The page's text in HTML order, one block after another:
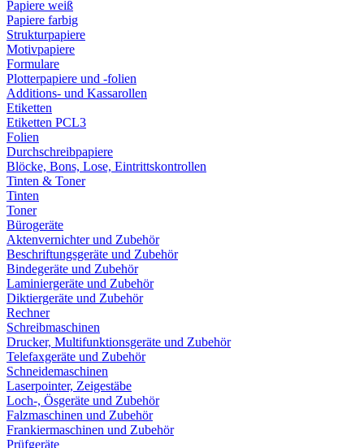
Papiere weiß
Papiere farbig
Strukturpapiere
Motivpapiere
Formulare
Plotterpapiere und -folien
Additions- und Kassarollen
Etiketten
Etiketten PCL3
Folien
Durchschreibpapiere
Blöcke, Bons, Lose, Eintrittskontrollen
Tinten & Toner
Tinten
Toner
Bürogeräte
Aktenvernichter und Zubehör
Beschriftungsgeräte und Zubehör
Bindegeräte und Zubehör
Laminiergeräte und Zubehör
Diktiergeräte und Zubehör
Rechner
Schreibmaschinen
Drucker, Multifunktionsgeräte und Zubehör
Telefaxgeräte und Zubehör
Schneidemaschinen
Laserpointer, Zeigestäbe
Loch-, Ösgeräte und Zubehör
Falzmaschinen und Zubehör
Frankiermaschinen und Zubehör
Prüfgeräte